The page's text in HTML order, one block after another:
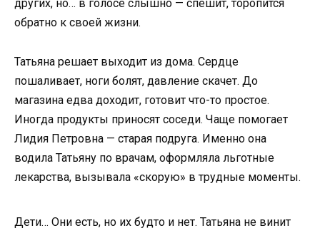
других, но… в голосе слышно — спешит, торопится
обратно к своей жизни.
Татьяна решает выходит из дома. Сердце
пошаливает, ноги болят, давление скачет. До
магазина едва доходит, готовит что-то простое.
Иногда продукты приносят соседи. Чаще помогает
Лидия Петровна — старая подруга. Именно она
водила Татьяну по врачам, оформляла льготные
лекарства, вызывала «скорую» в трудные моменты.
Дети… Они есть, но их будто и нет. Татьяна не винит